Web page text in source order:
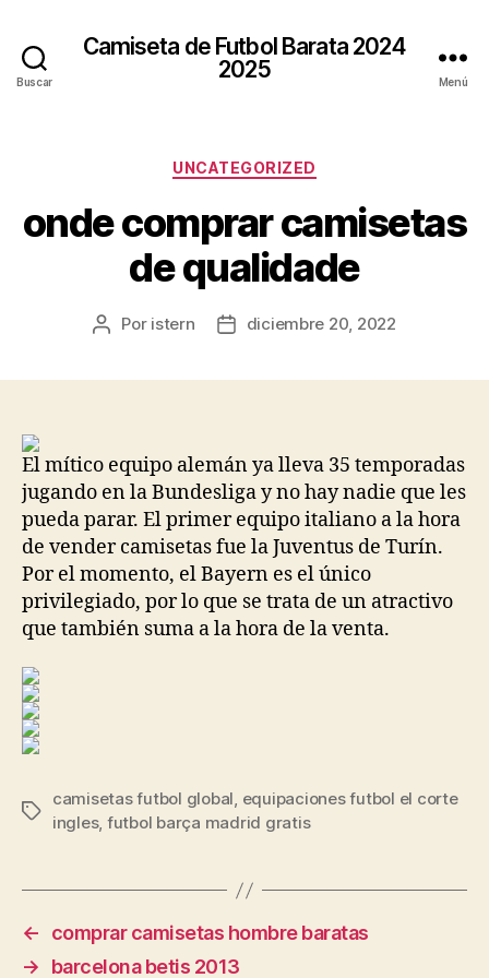
Buscar
Camiseta de Futbol Barata 2024
2025
Menú
Categorías
UNCATEGORIZED
onde comprar camisetas
de qualidade
Autor
Por istern
Fechadiciembre 20, 2022
El mítico equipo alemán ya lleva 35 temporadas
jugando en la Bundesliga y no hay nadie que les
pueda parar. El primer equipo italiano a la hora
de vender camisetas fue la Juventus de Turín.
Por el momento, el Bayern es el único
privilegiado, por lo que se trata de un atractivo
que también suma a la hora de la venta.
Etiquetas
camisetas futbol global, equipaciones futbol el corte
ingles, futbol barça madrid gratis
←
comprar camisetas hombre baratas
→
barcelona betis 2013